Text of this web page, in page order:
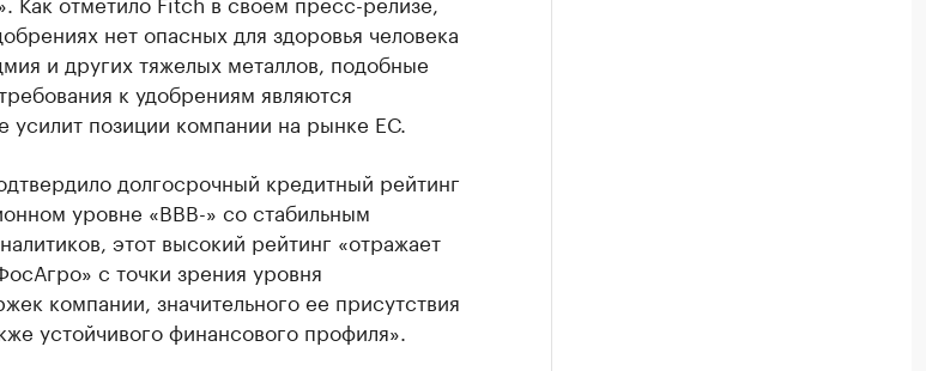
нет опасных для здоровья человека
и других тяжелых металлов, подобные
к удобрениям являются
позиции компании на рынке ЕС.
долгосрочный кредитный рейтинг
уровне «BBB-» со стабильным
этот высокий рейтинг «отражает
с точки зрения уровня
компании, значительного ее присутствия
устойчивого финансового профиля».